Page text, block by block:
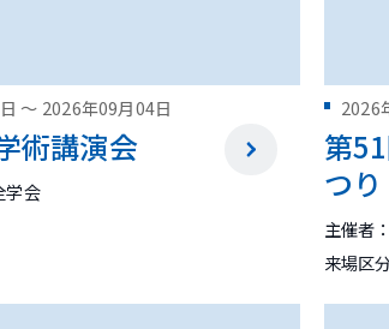
～ 2026年09月04日
術講演会
学会
2026
第
つり
主催者
来場区